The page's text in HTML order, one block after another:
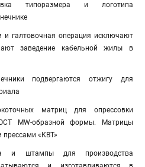
типоразмера и логотипа
и галтовочная операция исключают
заведение кабельной жилы в
подвергаются отжигу для
матриц для опрессовки
MW-образной формы. Матрицы
прессами «КВТ»
и штампы для производства